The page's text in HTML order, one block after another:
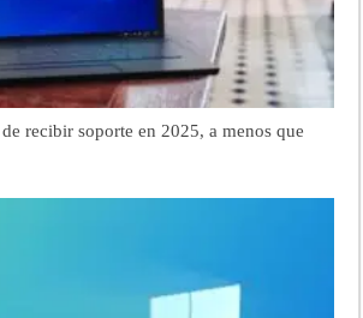
recibir soporte en 2025, a menos que